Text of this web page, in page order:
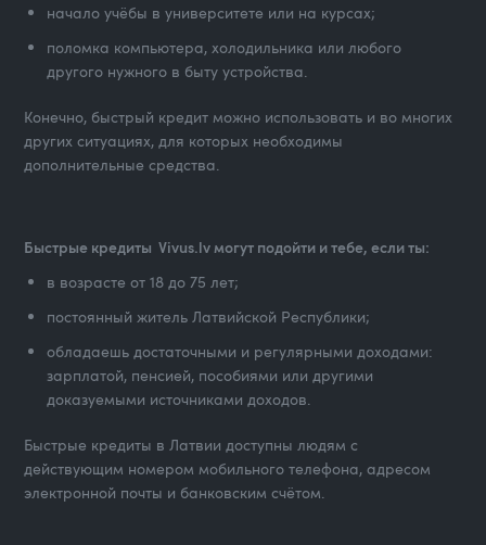
начало учёбы в университете или на курсах;
поломка компьютера, холодильника или любого
другого нужного в быту устройства.
Конечно, быстрый кредит можно использовать и во многих
других ситуациях, для которых необходимы
дополнительные средства.
Быстрые кредиты Vivus.lv могут подойти и тебе, если ты:
в возрасте от 18 до 75 лет;
постоянный житель Латвийской Республики;
обладаешь достаточными и регулярными доходами:
зарплатой, пенсией, пособиями или другими
доказуемыми источниками доходов.
Быстрые кредиты в Латвии доступны людям с
действующим номером мобильного телефона, адресом
электронной почты и банковским счётом.